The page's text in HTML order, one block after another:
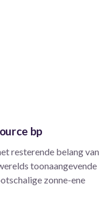
bp
resterende belang van
toonaangevende
zonne-ene